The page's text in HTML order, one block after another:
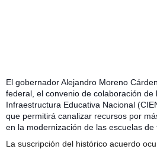
El gobernador Alejandro Moreno
federal, el convenio de colaboración de
Infraestructura Educativa Nacional
que permitirá canalizar recursos por
en la modernización de las escuelas de
La suscripción del histórico acuerdo